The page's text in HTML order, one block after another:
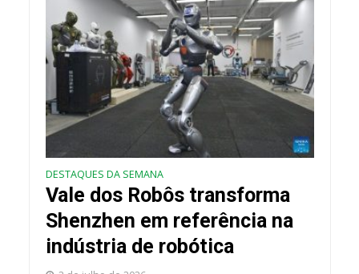
DESTAQUES DA SEMANA
Vale dos Robôs transforma
Shenzhen em referência na
indústria de robótica